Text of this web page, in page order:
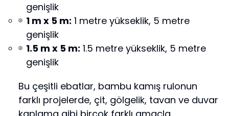
genişlik
1 m x 5 m: 1 metre yükseklik, 5 metre
genişlik
1.5 m x 5 m: 1.5 metre yükseklik, 5 metre
genişlik
Bu çeşitli ebatlar, bambu kamış rulonun
farklı projelerde, çit, gölgelik, tavan ve duvar